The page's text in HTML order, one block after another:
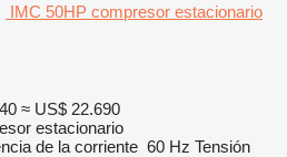
IMC 50HP compresor estacionario
≈ US$ 22.690
estacionario
de la corriente 60 Hz Tensión